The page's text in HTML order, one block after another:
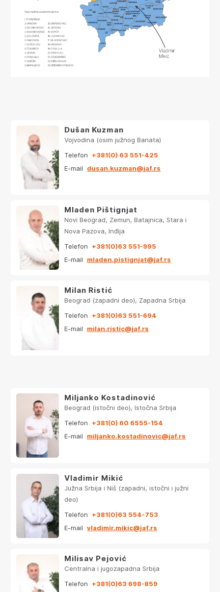
Dušan Kuzman
Vojvodina (osim južnog Banata)
Telefon
+381(0) 63 551-425
E-mail
dusan.kuzman@jaf.rs
Mladen Pištignjat
Novi Beograd, Zemun, Batajnica, Stara i
Nova Pazova, Inđija
Telefon
+381(0)63 551-995
E-mail
mladen.pistignjat@jaf.rs
Milan Ristić
Beograd (zapadni deo), Zapadna Srbija
Telefon
+381(0)63 551-694
E-mail
milan.ristic@jaf.rs
Miljanko Kostadinović
Beograd (istočni deo), Istočna Srbija
Telefon
+381(0) 60 6555-154
E-mail
miljanko.kostadinovic@jaf.rs
Vladimir Mikić
Južna Srbija i Niš (zapadni, istočni i južni
deo)
Telefon
+381(0)63 554-753
E-mail vladimir.mikic@jaf.rs
Milisav Pejović
Centralna i jugozapadna Srbija
Telefon
+381(0)63 698-859